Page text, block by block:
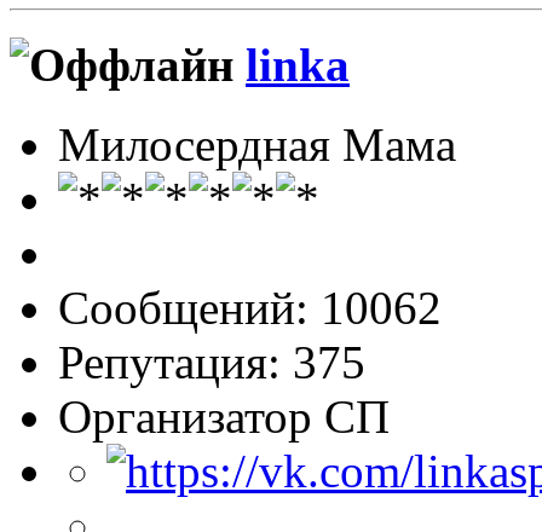
linka
Милосердная Мама
Сообщений: 10062
Репутация: 375
Организатор СП